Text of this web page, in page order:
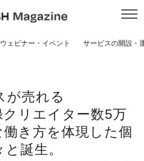
ウェビナー・イベント サービスの開設・
が売れる
クリエイター数5万
働き方を体現した個
誕生。